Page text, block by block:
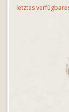
letztes